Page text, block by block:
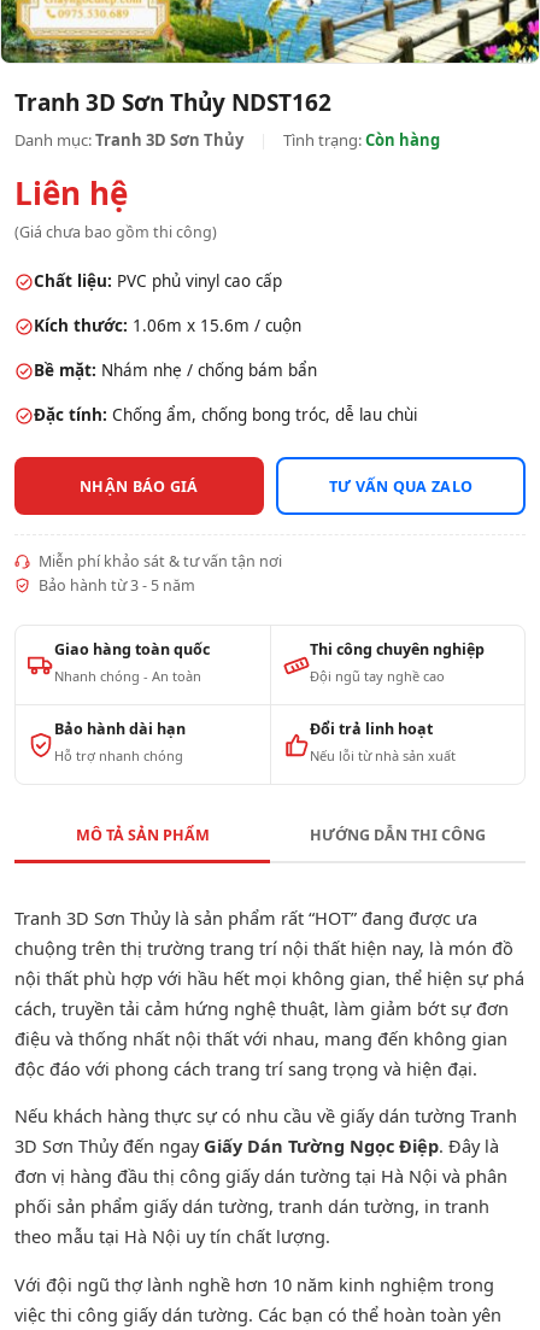
Tranh 3D Sơn Thủy NDST162
Danh mục:Tranh 3D Sơn Thủy Tình trạng:Còn hàng
Liên hệ
(Giá chưa bao gồm thi công)
Chất liệu: PVC phủ vinyl cao cấp
Kích thước: 1.06m x 15.6m / cuộn
Bề mặt: Nhám nhẹ / chống bám bẩn
Đặc tính: Chống ẩm, chống bong tróc, dễ lau chùi
NHẬN BÁO GIÁ TƯ VẤN QUA ZALO
Miễn phí khảo sát & tư vấn tận nơi
Bảo hành từ 3 - 5 năm
Giao hàng toàn quốc
Nhanh chóng - An toàn
Thi công chuyên nghiệp
Đội ngũ tay nghề cao
Bảo hành dài hạn
Hỗ trợ nhanh chóng
Đổi trả linh hoạt
Nếu lỗi từ nhà sản xuất
MÔ TẢ SẢN PHẨM HƯỚNG DẪN THI CÔNG
Tranh 3D Sơn Thủy là sản phẩm rất “HOT” đang được ưa
chuộng trên thị trường trang trí nội thất hiện nay, là món đồ
nội thất phù hợp với hầu hết mọi không gian, thể hiện sự phá
cách, truyền tải cảm hứng nghệ thuật, làm giảm bớt sự đơn
điệu và thống nhất nội thất với nhau, mang đến không gian
độc đáo với phong cách trang trí sang trọng và hiện đại.
Nếu khách hàng thực sự có nhu cầu về giấy dán tường Tranh
3D Sơn Thủy đến ngayGiấy Dán Tường Ngọc Điệp. Đây là
đơn vị hàng đầu thị công giấy dán tường tại Hà Nội và phân
phối sản phẩm giấy dán tường, tranh dán tường, in tranh
theo mẫu tại Hà Nội uy tín chất lượng.
Với đội ngũ thợ lành nghề hơn 10 năm kinh nghiệm trong
việc thi công giấy dán tường. Các bạn có thể hoàn toàn yên